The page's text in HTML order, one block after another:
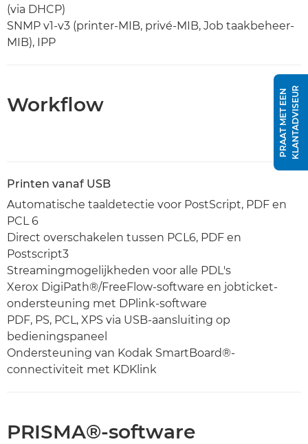
(via DHCP)
SNMP v1-v3 (printer-MIB, privé-MIB, Job taakbeheer-
MIB), IPP
Workflow
Printen vanaf USB
Automatische taaldetectie voor PostScript, PDF en
PCL 6
Direct overschakelen tussen PCL6, PDF en
Postscript3
Streamingmogelijkheden voor alle PDL's
Xerox DigiPath®/FreeFlow-software en jobticket-
ondersteuning met DPlink-software
PDF, PS, PCL, XPS via USB-aansluiting op
bedieningspaneel
Ondersteuning van Kodak SmartBoard®-
connectiviteit met KDKlink
PRISMA®-software
P
R
A
A
T
M
E
T
E
E
N
K
L
A
N
T
A
D
V
I
S
E
UR